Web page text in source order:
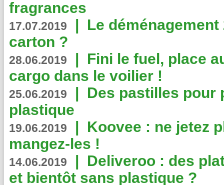
fragrances
17.07.2019 | Le
carton ?
28.06.2019 | Fini le fuel, place
cargo dans le voilier !
25.06.2019 | Des pastilles pour
plastique
19.06.2019 | Koovee : ne jetez
mangez-les !
14.06.2019 | Deliveroo : des
et bientôt sans plastique ?